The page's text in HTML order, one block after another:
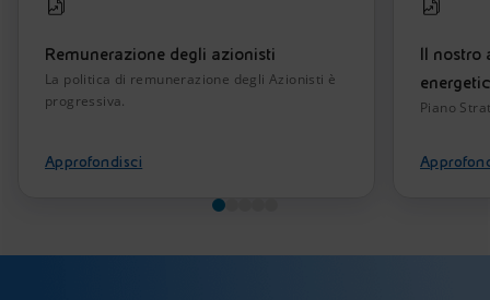
Remunerazione degli azionisti
La politica di remunerazione degli Azionisti è
progressiva.
Approfondisci
Il nostro
Piano